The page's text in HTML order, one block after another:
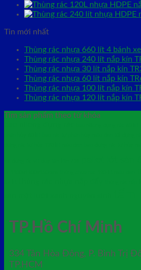
Tin mới nhất
Thùng rác nhựa 660 lít 4 bánh
Thùng rác nhựa 240 lít nắp kín
Thùng rác nhựa 30 lít nắp kín
Thùng rác nhựa 60 lít nắp kín
Thùng rác nhựa 100 lít nắp kín
Thùng rác nhựa 120 lít nắp kín
Tìm sản phẩm theo từ khóa
TP.Hồ Chí Minh
334 Tân Hòa Đông, P. Bình Trị
TP.HCM